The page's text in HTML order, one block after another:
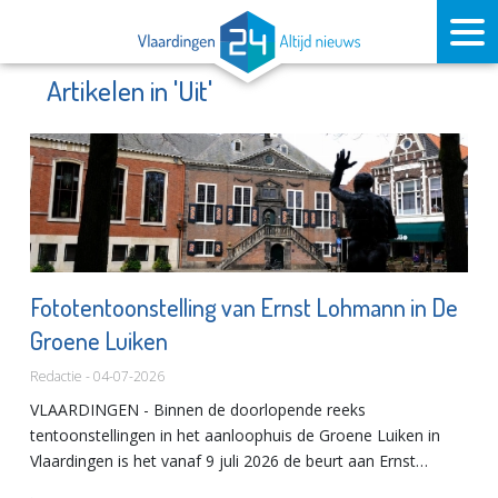
Artikelen in 'Uit'
Fototentoonstelling van Ernst Lohmann in De
Groene Luiken
Redactie - 04-07-2026
VLAARDINGEN - Binnen de doorlopende reeks
tentoonstellingen in het aanloophuis de Groene Luiken in
Vlaardingen is het vanaf 9 juli 2026 de beurt aan Ernst